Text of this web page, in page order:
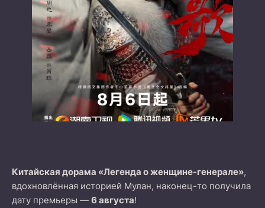
Китайская дорама «Легенда о женщине-генерале»,
вдохновлённая историей Мулан, наконец-то получила
дату премьеры — 6 августа!